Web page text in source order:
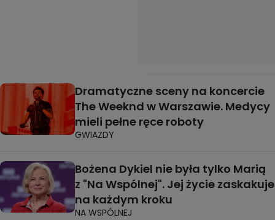
Dramatyczne sceny na koncercie
The Weeknd w Warszawie. Medycy
mieli pełne ręce roboty
GWIAZDY
Bożena Dykiel nie była tylko Marią
z "Na Wspólnej". Jej życie zaskakuje
na każdym kroku
NA WSPÓLNEJ